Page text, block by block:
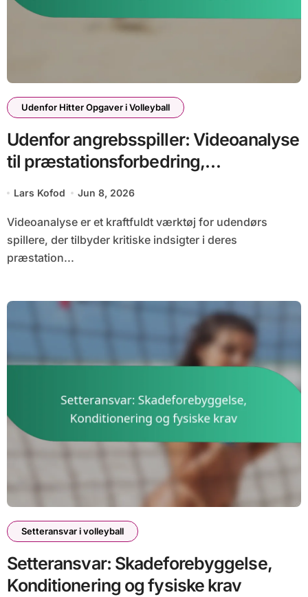
Udenfor Hitter Opgaver i Volleyball
Udenfor angrebsspiller: Videoanalyse
til præstationsforbedring,
Selvvurdering og feedback
Lars Kofod Jun 8, 2026
Videoanalyse er et kraftfuldt værktøj for udendørs
spillere, der tilbyder kritiske indsigter i deres
præstation...
Setteransvar i volleyball
Setteransvar: Skadeforebyggelse,
Konditionering og fysiske krav